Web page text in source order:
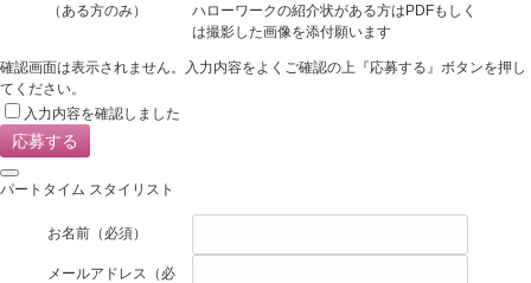
（ある方のみ）
ハローワークの紹介状がある方はPDFもしく
は撮影した画像を添付願います
確認画面は表示されません。入力内容をよくご確認の上『応募する』ボタンを押し
てください。
入力内容を確認しました
パートタイム スタイリスト
お名前 （必須）
メールアドレス
（必